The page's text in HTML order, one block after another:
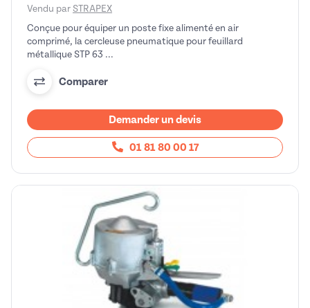
Vendu par STRAPEX
Conçue pour équiper un poste fixe alimenté en air
comprimé, la cercleuse pneumatique pour feuillard
métallique STP 63 ...
Comparer
Demander un devis
01 81 80 00 17